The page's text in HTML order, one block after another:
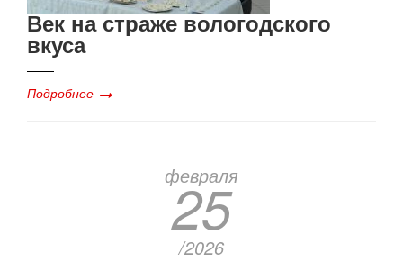
Век на страже вологодского
вкуса
Подробнее
февраля
25
/2026